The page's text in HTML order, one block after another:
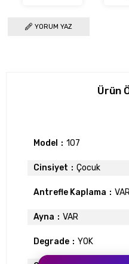
YORUM YAZ
Ürün
Model 107
Cinsiyet Çocuk
Antrefle Kaplama
Ayna VAR
Degrade YOK